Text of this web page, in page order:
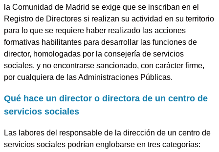
la Comunidad de Madrid se exige que se inscriban en el
Registro de Directores si realizan su actividad en su territorio
para lo que se requiere haber realizado las acciones
formativas habilitantes para desarrollar las funciones de
director, homologadas por la consejería de servicios
sociales, y no encontrarse sancionado, con carácter firme,
por cualquiera de las Administraciones Públicas.
Qué hace un director o directora de un centro de
servicios sociales
Las labores del responsable de la dirección de un centro de
servicios sociales podrían englobarse en tres categorías: